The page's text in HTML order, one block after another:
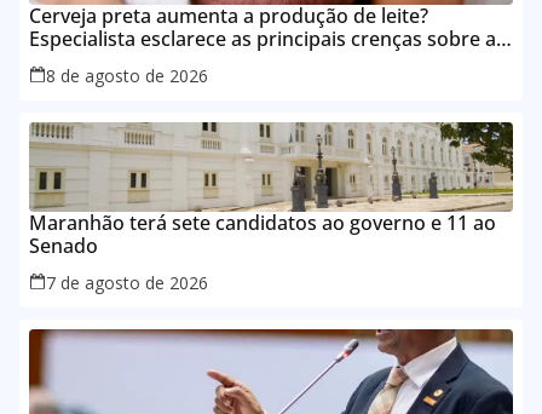
Cerveja preta aumenta a produção de leite?
Especialista esclarece as principais crenças sobre a
alimentação durante a amamentação
8 de agosto de 2026
Maranhão terá sete candidatos ao governo e 11 ao
Senado
7 de agosto de 2026